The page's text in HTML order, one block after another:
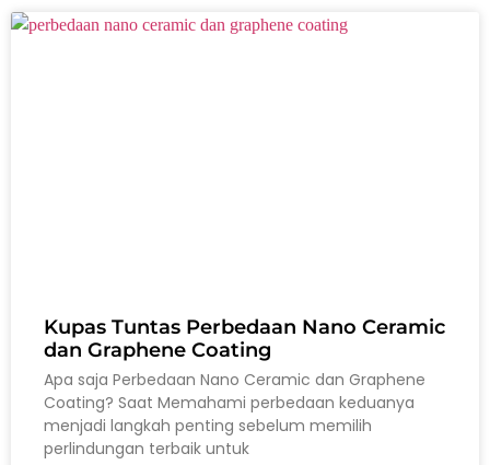
Kupas Tuntas Perbedaan Nano Ceramic
dan Graphene Coating
Apa saja Perbedaan Nano Ceramic dan Graphene
Coating? Saat Memahami perbedaan keduanya
menjadi langkah penting sebelum memilih
perlindungan terbaik untuk